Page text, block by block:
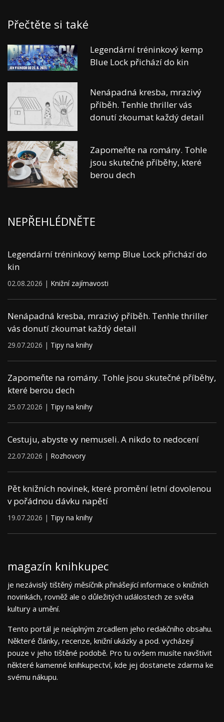
Přečtěte si také
Legendární tréninkový kemp
Blue Lock přichází do kin
Nenápadná kresba, mrazivý
příběh. Tenhle thriller vás
donutí zkoumat každý detail
Zapomeňte na romány. Tohle
jsou skutečné příběhy, které
berou dech
NEPŘEHLÉDNĚTE
Legendární tréninkový kemp Blue Lock přichází do
kin
02.08.2026 | Knižní zajímavosti
Nenápadná kresba, mrazivý příběh. Tenhle thriller
vás donutí zkoumat každý detail
29.07.2026 | Tipy na knihy
Zapomeňte na romány. Tohle jsou skutečné příběhy,
které berou dech
25.07.2026 | Tipy na knihy
Cestuju, abyste vy nemuseli. A nikdo to nedocení
22.07.2026 | Rozhovory
Pět knižních novinek, které promění letní dovolenou
v pořádnou dávku napětí
19.07.2026 | Tipy na knihy
magazín knihkupec
je nezávislý tištěný měsíčník přinášející informace o knižních
novinkách, rovněž ale o důležitých událostech ze světa
kultury a umění.
Tento portál je neúplným zrcadlem jeho redakčního obsahu.
Některé články, recenze, knižní ukázky a pod. vycházejí
pouze v jeho tištěné podobě. Pro tu ovšem musíte navštívit
některé kamenné knihkupectví, kde jej dostanete zdarma ke
svému nákupu.